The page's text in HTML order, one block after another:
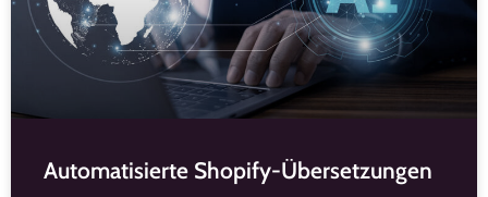
Automatisierte Shopify-Übersetzungen